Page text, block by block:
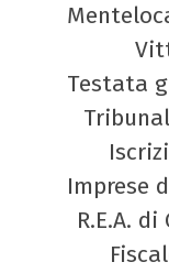
Testata
Imprese
R.E.A.